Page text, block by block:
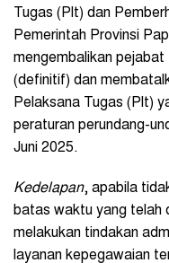
Tugas (Plt) dan
Pemerintah Provinsi
mengembalikan
(definitif) dan
Pelaksana Tugas (Plt)
peraturan perundang-
Juni 2025.
Kedelapan, apabila
batas waktu yang telah
melakukan tindakan
layanan kepegawaian